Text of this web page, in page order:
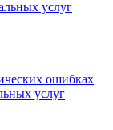
услуг
ошибках
услуг